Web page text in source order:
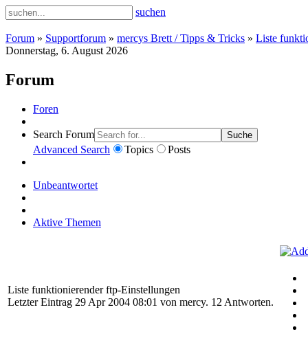
suchen
Forum » Supportforum » mercys Brett / Tipps & Tricks » Liste
Donnerstag, 6. August 2026
Forum
Foren
Search Forum Suche
Advanced Search Topics Posts
Unbeantwortet
Aktive Themen
Liste funktionierender ftp-Einstellungen
Letzter Eintrag 29 Apr 2004 08:01 von mercy. 12 Antworten.